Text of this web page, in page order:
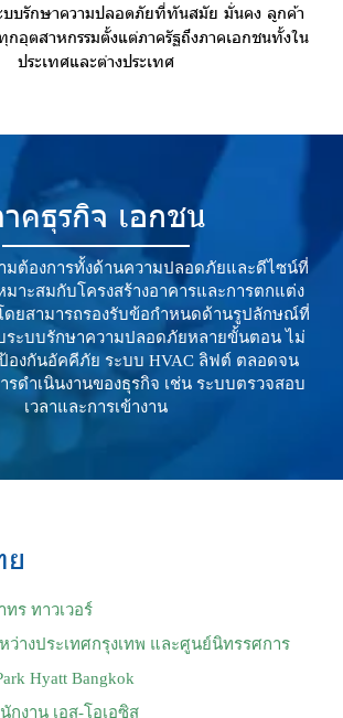
ะบบรักษาความปลอดภัยที่ทันสมัย มั่นคง ลูกค้า
กอุตสาหกรรมตั้งแต่ภาครัฐถึงภาคเอกชนทั้งใน
ประเทศและต่างประเทศ
คธุรกิจ เอกชน
มต้องการทั้งด้านความปลอดภัยและดีไซน์ที่
มาะสมกับโครงสร้างอาคารและการตกแต่ง
ดยสามารถรองรับข้อกำหนดด้านรูปลักษณ์ที่
ระบบรักษาความปลอดภัยหลายขั้นตอน ไม่
องกันอัคคีภัย ระบบ HVAC ลิฟต์ ตลอดจน
ดำเนินงานของธุรกิจ เช่น ระบบตรวจสอบ
เวลาและการเข้างาน
ย
ทร ทาวเวอร์
ว่างประเทศกรุงเทพ และศูนย์นิทรรศการ
Hyatt Bangkok
กงาน เอส-โอเอซิส